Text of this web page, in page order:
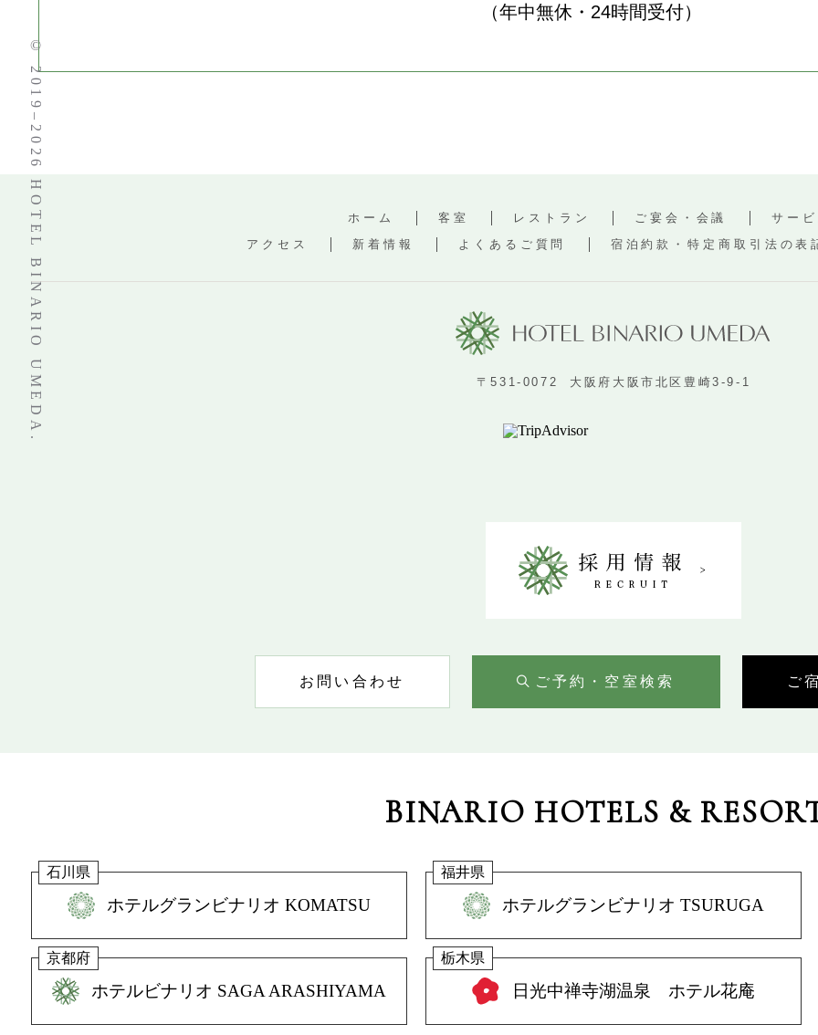
（年中無休・24時間受付）
ホーム 客室 レストラン ご宴会・会議
サー
アクセス
新着情報 よくあるご質問 宿泊約款・特定商取引法の表
〒531-0072 大阪府大阪市北区豊崎3-9-1
お問い合わせ ご予約・空室検索 ご
BINARIO HOTELS &
石川県
ホテルグランビナリオ KOMATSU
福井県
ホテルグランビナリオ TSURUGA
京都府
ホテルビナリオ SAGA ARASHIYAMA
栃木県
日光中禅寺湖温泉 ホテル花庵
© 2019–2026 HOTEL BINARIO UMEDA.